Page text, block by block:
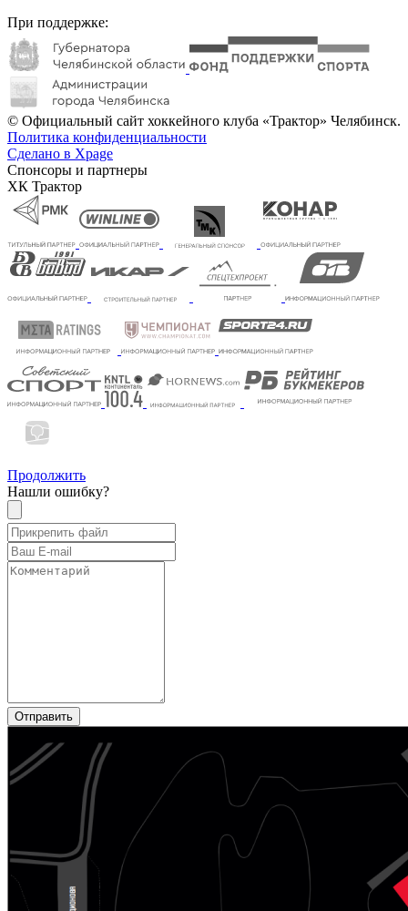
При поддержке:
© Официальный сайт хоккейного клуба «Трактор» Челябинск.
Политика конфиденциальности
Сделано в Xpage
Спонсоры и партнеры
ХК Трактор
Продолжить
Нашли ошибку?